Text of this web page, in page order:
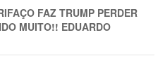
FAZ TRUMP PERDER
MUITO!! EDUARDO